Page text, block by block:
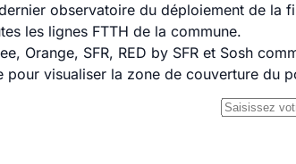
observatoire du déploiement de la
les lignes FTTH de la commune.
Orange, SFR, RED by SFR et Sosh
pour visualiser la zone de couverture du